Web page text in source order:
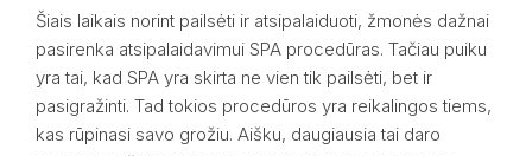
Šiais laikais norint pailsėti ir atsipalaiduoti, žmonės dažnai
pasirenka atsipalaidavimui SPA procedūras. Tačiau puiku
yra tai, kad SPA yra skirta ne vien tik pailsėti, bet ir
pasigražinti. Tad tokios procedūros yra reikalingos tiems,
kas rūpinasi savo grožiu. Aišku, daugiausia tai daro